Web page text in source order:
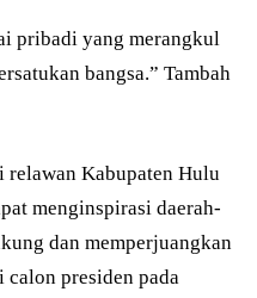
pribadi yang merangkul
bangsa.” Tambah
relawan Kabupaten Hulu
menginspirasi daerah-
dan memperjuangkan
calon presiden pada